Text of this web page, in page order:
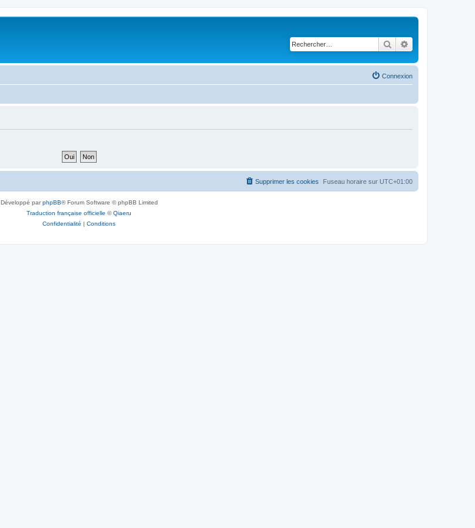
Rechercher
Connexion
Fuseau horaire sur UTC+01:00
Supprimer les cookies
Développé parphpBB® Forum Software © phpBB Limited
Traduction française officielle ©Qiaeru
Confidentialité | Conditions